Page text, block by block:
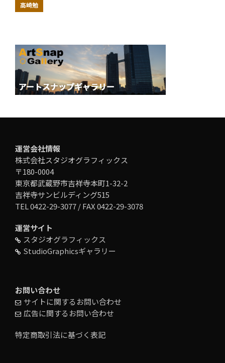
高崎勉
運営会社情報
株式会社スタジオグラフィックス
〒180-0004
東京都武蔵野市吉祥寺本町1-32-2
吉祥寺サンビルディング515
TEL 0422-29-3077 / FAX 0422-29-3078
運営サイト
スタジオグラフィックス
StudioGraphicsギャラリー
お問い合わせ
サイトに関するお問い合わせ
広告に関するお問い合わせ
特定商取引法に基づく表記